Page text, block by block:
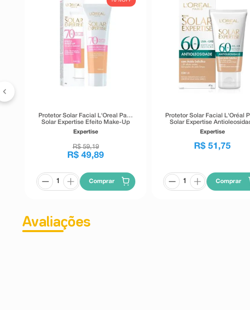
Protetor Solar Facial L'Oreal Paris
Solar Expertise Efeito Make-Up
FPS70 Cor 2.0 30g
Expertise
R$ 59,19
R$ 49,89
Comprar
Protetor Solar Facial L'Oréal
Solar Expertise
FPS60 Cor Clara 40g
Expertise
R$ 51 ,75
Comprar
Avaliações